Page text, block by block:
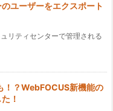
ユーザーをエクスポート
リティセンターで管理される
！？WebFOCUS新機能の
！